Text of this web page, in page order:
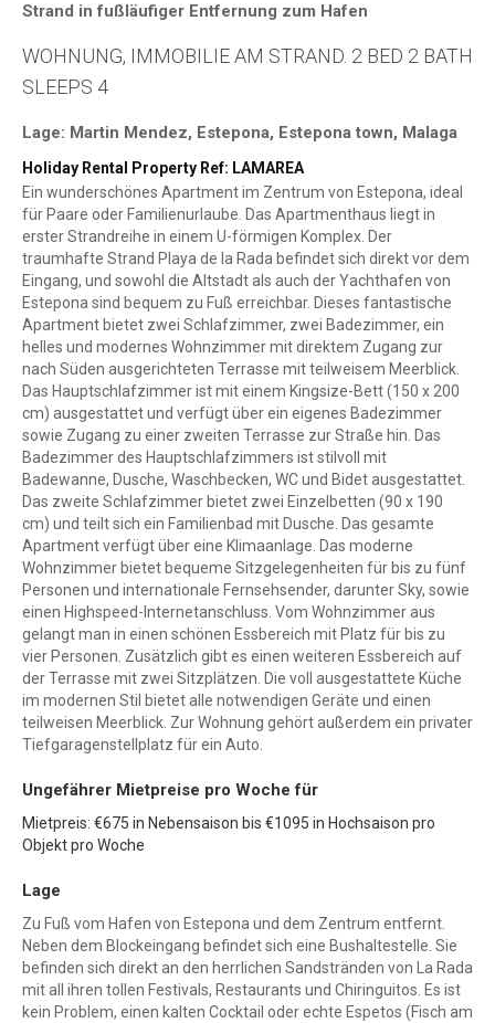
Strand in fußläufiger Entfernung zum Hafen
WOHNUNG, IMMOBILIE AM STRAND. 2 BED 2 BATH
SLEEPS 4
Lage: Martin Mendez, Estepona, Estepona town, Malaga
Holiday Rental Property Ref: LAMAREA
Ein wunderschönes Apartment im Zentrum von Estepona, ideal
für Paare oder Familienurlaube. Das Apartmenthaus liegt in
erster Strandreihe in einem U-förmigen Komplex. Der
traumhafte Strand Playa de la Rada befindet sich direkt vor dem
Eingang, und sowohl die Altstadt als auch der Yachthafen von
Estepona sind bequem zu Fuß erreichbar. Dieses fantastische
Apartment bietet zwei Schlafzimmer, zwei Badezimmer, ein
helles und modernes Wohnzimmer mit direktem Zugang zur
nach Süden ausgerichteten Terrasse mit teilweisem Meerblick.
Das Hauptschlafzimmer ist mit einem Kingsize-Bett (150 x 200
cm) ausgestattet und verfügt über ein eigenes Badezimmer
sowie Zugang zu einer zweiten Terrasse zur Straße hin. Das
Badezimmer des Hauptschlafzimmers ist stilvoll mit
Badewanne, Dusche, Waschbecken, WC und Bidet ausgestattet.
Das zweite Schlafzimmer bietet zwei Einzelbetten (90 x 190
cm) und teilt sich ein Familienbad mit Dusche. Das gesamte
Apartment verfügt über eine Klimaanlage. Das moderne
Wohnzimmer bietet bequeme Sitzgelegenheiten für bis zu fünf
Personen und internationale Fernsehsender, darunter Sky, sowie
einen Highspeed-Internetanschluss. Vom Wohnzimmer aus
gelangt man in einen schönen Essbereich mit Platz für bis zu
vier Personen. Zusätzlich gibt es einen weiteren Essbereich auf
der Terrasse mit zwei Sitzplätzen. Die voll ausgestattete Küche
im modernen Stil bietet alle notwendigen Geräte und einen
teilweisen Meerblick. Zur Wohnung gehört außerdem ein privater
Tiefgaragenstellplatz für ein Auto.
Ungefährer Mietpreise pro Woche für
Mietpreis: €675 in Nebensaison bis €1095 in Hochsaison pro
Objekt pro Woche
Lage
Zu Fuß vom Hafen von Estepona und dem Zentrum entfernt.
Neben dem Blockeingang befindet sich eine Bushaltestelle. Sie
befinden sich direkt an den herrlichen Sandstränden von La Rada
mit all ihren tollen Festivals, Restaurants und Chiringuitos. Es ist
kein Problem, einen kalten Cocktail oder echte Espetos (Fisch am